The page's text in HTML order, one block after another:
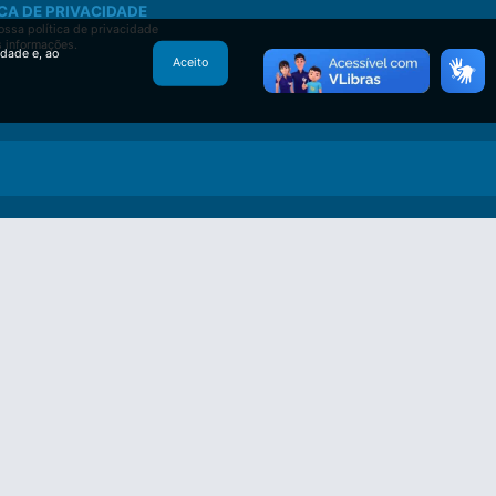
DE PRIVACIDADE
política de privacidade
informações.
e, ao
Aceito